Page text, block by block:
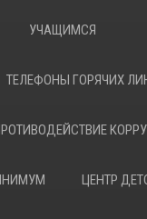
УЧАЩИМСЯ
ТЕЛЕФОНЫ ГОРЯЧИХ
ЦЕНТР